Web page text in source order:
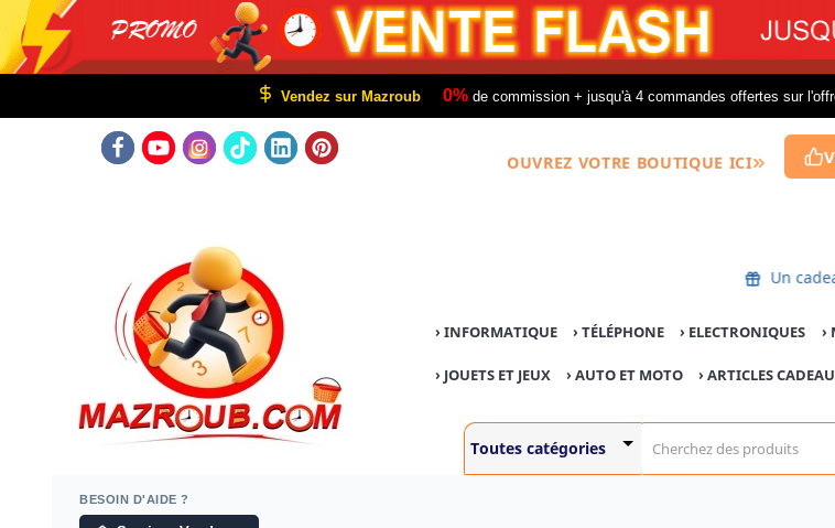
Vendez sur Mazroub 0% de commission + jusqu'à 4 commandes offertes sur
OUVREZ VOTRE BOUTIQUE ICI
Un
› INFORMATIQUE ›TÉLÉPHONE › ELECTRONIQUES ›
› JOUETS ET JEUX ›AUTO ET MOTO › ARTICLES
BESOIN D'AIDE ?